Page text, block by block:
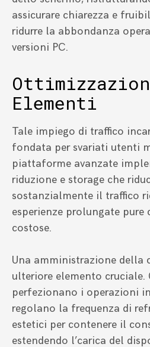
assicurare chiarezza e
ridurre la abbondanza
versioni PC.
Elementi
Tale impiego di traffico
fondata per svariati utenti
piattaforme avanzate
riduzione e storage che
sostanzialmente il traffico
esperienze prolungate
costose.
Una amministrazione della
ulteriore elemento
perfezionano i operazioni
regolano la frequenza di
estetici per contenere il
estendendo l’carica del